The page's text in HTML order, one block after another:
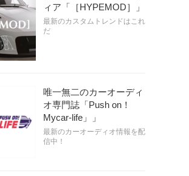
ィア「［HYPEMOD］」
最新のカスタムトレンドはこれ
だ
唯一無二のカーオーディ
オ専門誌「Push on！
Mycar-life」」
最新のカーオーディオ情報を配
信中！